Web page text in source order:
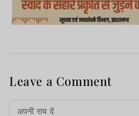
Leave a Comment